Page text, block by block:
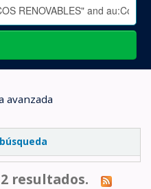
avanzada
resultados.